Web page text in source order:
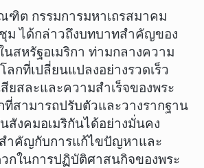
ฑิต กรรมการมหาเถรสมาคม
ม ได้กล่าวถึงบทบาทสำคัญของ
สหรัฐอเมริกา ท่ามกลางความ
กที่เปลี่ยนแปลงอย่างรวดเร็ว
ยสละและความสำเร็จของพระ
ที่สามารถปรับตัวและวางรากฐาน
สังคมอเมริกันได้อย่างมั่นคง
ำคัญกับการแก้ไขปัญหาและ
กในการปฏิบัติศาสนกิจของพระ